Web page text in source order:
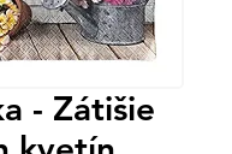
- Zátišie